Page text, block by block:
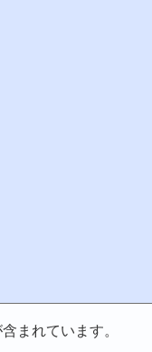
まれています。